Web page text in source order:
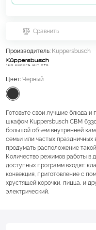
Сравнить
Производитель: Kuppersbusch
Цвет: Черный
Готовьте свои лучшие блюда и
шкафом Kuppersbusch CBM
большой объем внутренней
семьи или частых
продумать расположение
Количество режимов работы в
доступных программ входят:
конвекция, приготовление с
хрустящей корочки, пицца, и
электрический.